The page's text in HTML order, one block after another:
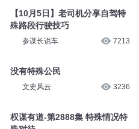
【10月5日】老司机分享自驾特
殊路段行驶技巧
参谋长说车 7213
没有特殊公民
文史风云 3236
权谋有道-第2888集 特殊情况特